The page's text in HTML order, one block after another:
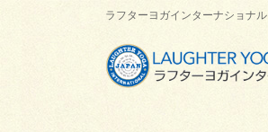
ラフターヨガインターナショナ